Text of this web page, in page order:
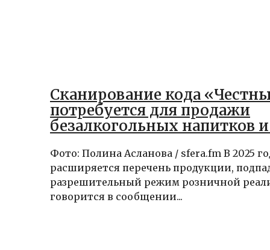
Сканирование кода
потребуется для продажи
безалкогольных напитков
Фото: Полина Асланова / sfera.fm В 2025
расширяется перечень продукции,
разрешительный режим розничной
говорится в сообщении...